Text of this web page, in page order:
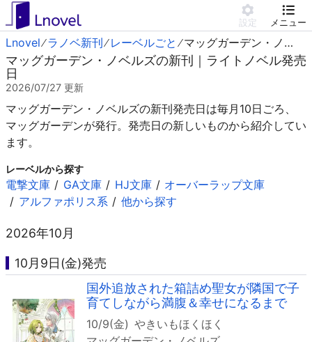
設定 メニュー
Lnovel ラノベ新刊 レーベルごと マッグガーデン・ノベルズ
マッグガーデン・ノベルズの新刊｜ライトノベル発売
日
2026/07/27 更新
マッグガーデン・ノベルズの新刊発売日は毎月10日ごろ、
マッグガーデンが発行。発売日の新しいものから紹介してい
ます。
レーベルから探す
電撃文庫 GA文庫 HJ文庫
オーバーラップ文庫
アルファポリス系
他から探す
2026年10月
10月9日(金)発売
国外追放された箱詰め聖女が隣国で子
育てしながら満腹＆幸せになるまで
10/9(金) やきいもほくほく